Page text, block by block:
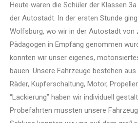
Heute waren die Schüler der Klassen
der Autostadt. In der ersten Stunde
Wolfsburg, wo wir in der Autostadt von
Pädagogen in Empfang genommen
konnten wir unser eigenes,
bauen. Unsere Fahrzeuge bestehen
Räder, Kupferschaltung, Motor,
“Lackierung” haben wir individuell
Probefahrten mussten unsere